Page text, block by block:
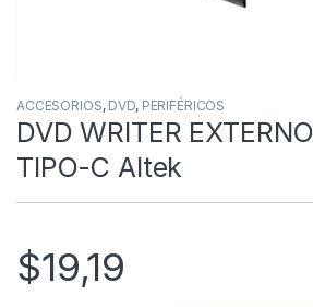
ACCESORIOS, DVD, PERIFÉRICOS
DVD WRITER
TIPO-C Altek
$19,19